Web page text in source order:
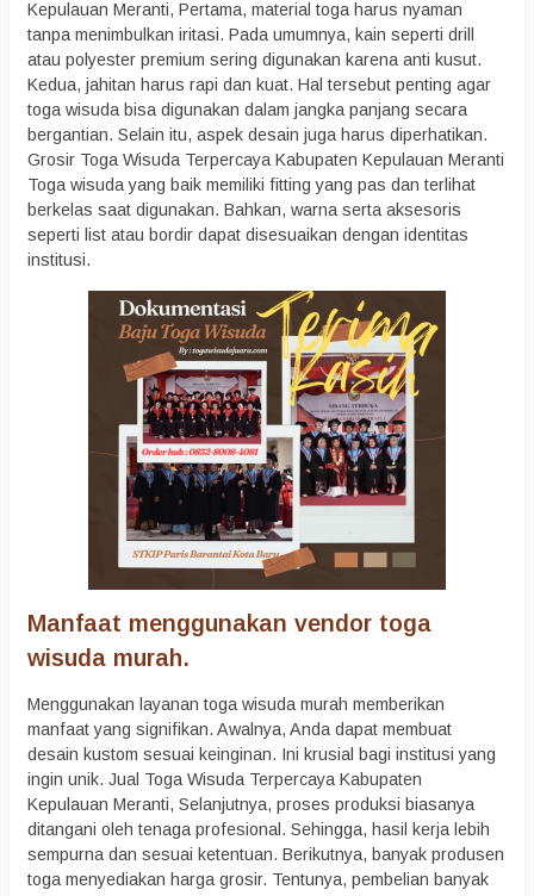
Kepulauan Meranti, Pertama, material toga harus nyaman
tanpa menimbulkan iritasi. Pada umumnya, kain seperti drill
atau polyester premium sering digunakan karena anti kusut.
Kedua, jahitan harus rapi dan kuat. Hal tersebut penting agar
toga wisuda bisa digunakan dalam jangka panjang secara
bergantian. Selain itu, aspek desain juga harus diperhatikan.
Grosir Toga Wisuda Terpercaya Kabupaten Kepulauan Meranti
Toga wisuda yang baik memiliki fitting yang pas dan terlihat
berkelas saat digunakan. Bahkan, warna serta aksesoris
seperti list atau bordir dapat disesuaikan dengan identitas
institusi.
Manfaat menggunakan vendor toga
wisuda murah.
Menggunakan layanan toga wisuda murah memberikan
manfaat yang signifikan. Awalnya, Anda dapat membuat
desain kustom sesuai keinginan. Ini krusial bagi institusi yang
ingin unik. Jual Toga Wisuda Terpercaya Kabupaten
Kepulauan Meranti, Selanjutnya, proses produksi biasanya
ditangani oleh tenaga profesional. Sehingga, hasil kerja lebih
sempurna dan sesuai ketentuan. Berikutnya, banyak produsen
toga menyediakan harga grosir. Tentunya, pembelian banyak